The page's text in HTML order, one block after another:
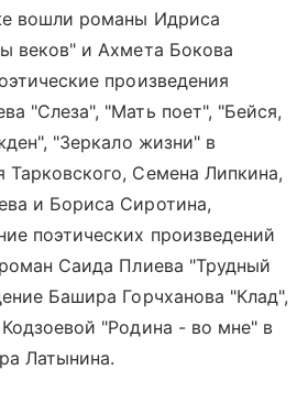
вошли романы Идриса
веков" и Ахмета Бокова
произведения
"Слеза", "Мать поет", "Бейся,
"Зеркало жизни" в
Тарковского, Семена Липкина,
и Бориса Сиротина,
поэтических произведений
Саида Плиева "Трудный
Башира Горчханова "Клад",
"Родина - во мне" в
Латынина.